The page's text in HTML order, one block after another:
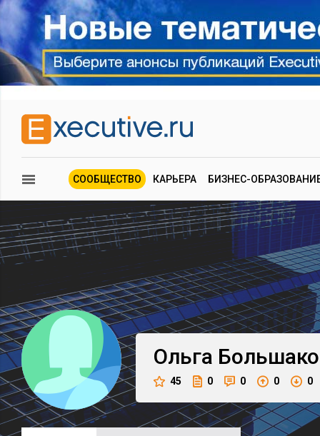
СООБЩЕСТВО КАРЬЕРА БИЗНЕС-
Ольга
45 0 0 0 0